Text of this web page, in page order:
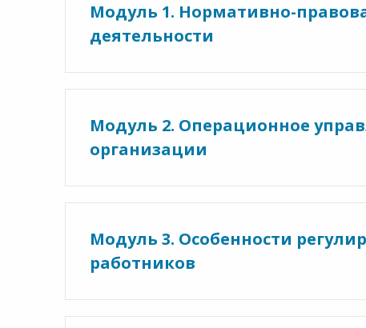
Модуль 1. Нормативно-
деятельности
Модуль 2. Операционное
организации
Модуль 3. Особенности
работников